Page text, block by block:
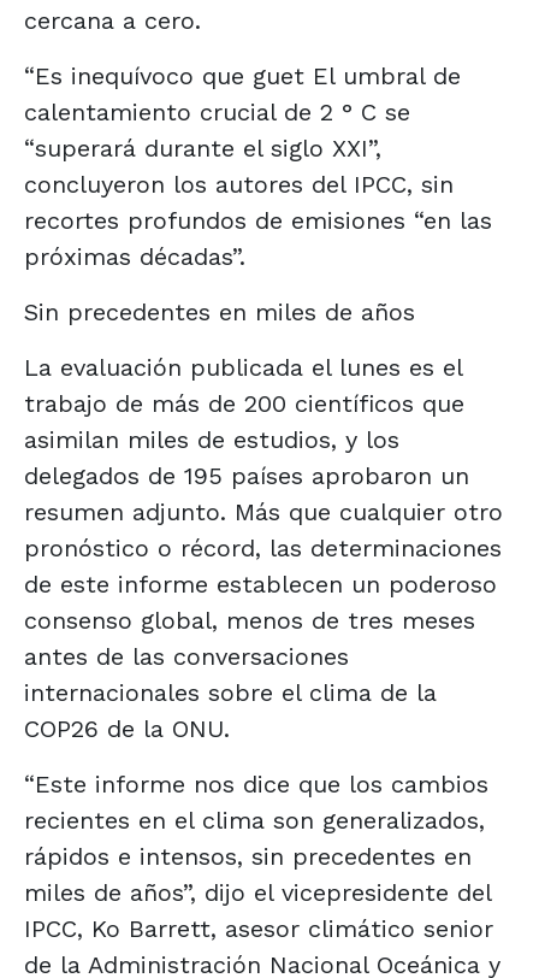
cercana a cero.
“Es inequívoco que guet El umbral de
calentamiento crucial de 2 ° C se
“superará durante el siglo XXI”,
concluyeron los autores del IPCC, sin
recortes profundos de emisiones “en las
próximas décadas”.
Sin precedentes en miles de años
La evaluación publicada el lunes es el
trabajo de más de 200 científicos que
asimilan miles de estudios, y los
delegados de 195 países aprobaron un
resumen adjunto. Más que cualquier otro
pronóstico o récord, las determinaciones
de este informe establecen un poderoso
consenso global, menos de tres meses
antes de las conversaciones
internacionales sobre el clima de la
COP26 de la ONU.
“Este informe nos dice que los cambios
recientes en el clima son generalizados,
rápidos e intensos, sin precedentes en
miles de años”, dijo el vicepresidente del
IPCC, Ko Barrett, asesor climático senior
de la Administración Nacional Oceánica y